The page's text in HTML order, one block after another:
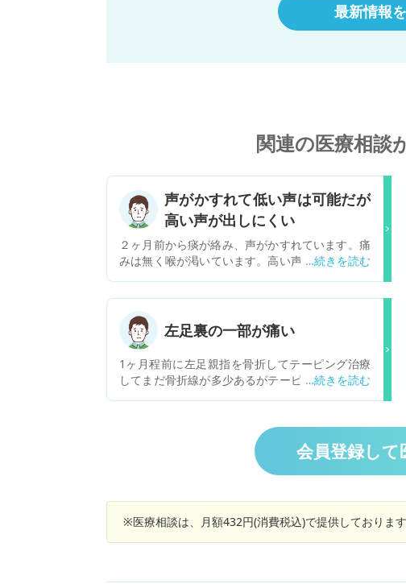
最新情報
関連の医療相談
声がかすれて低い声は可能だが
高い声が出しにくい
２ヶ月前から痰が絡み、声がかすれています。痛
みは無く喉が渇いています。高い声がだしずらく
左足裏の一部が痛い
1ヶ月程前に左足親指を骨折してテーピング治療
してまだ骨折線が多少あるがテーピング無しで普
踵寄り箇所がピンポイントで痛みがあります。特
に歩くと圧が掛かるので違和感があります。 整形
外科に通ってますがテーピング時の歩き方から元
の歩き方に慣れてないから痛みが出たのではの判
ピンポイント箇所の痛みが無ければ怪我のない右
足と同じ感覚です。
会員登録して
※医療相談は、月額432円(消費税込)で提供しておりま